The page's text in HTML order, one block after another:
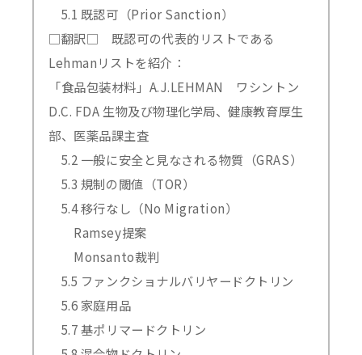
5.1 既認可（Prior Sanction）
□翻訳□ 既認可の代表的リストである
Lehmanリストを紹介：
「食品包装材料」A.J.LEHMAN ワシントン
D.C. FDA 生物及び物理化学局、健康教育厚生
部、医薬品課主査
5.2 一般に安全と見なされる物質（GRAS）
5.3 規制の閾値（TOR）
5.4 移行なし（No Migration）
Ramsey提案
Monsanto裁判
5.5 ファンクショナルバリヤードクトリン
5.6 家庭用品
5.7 基ポリマードクトリン